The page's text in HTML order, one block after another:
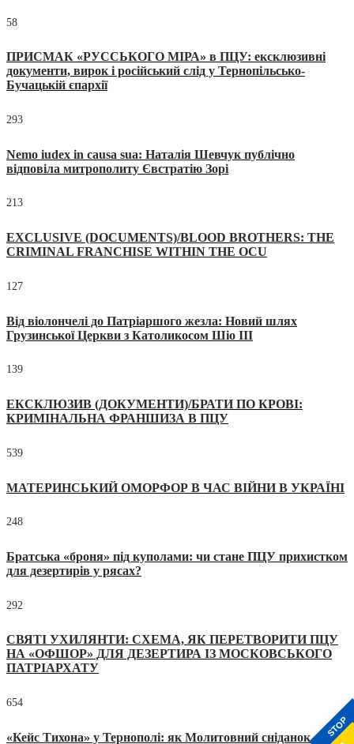
STOP
58
ПРИСМАК «РУССЬКОГО МІРА» в ПЦУ: ексклюзивні
документи, вирок і російський слід у Тернопільсько-
Бучацькій єпархії
293
Nemo iudex in causa sua: Наталія Шевчук публічно
відповіла митрополиту Євстратію Зорі
213
EXCLUSIVE (DOCUMENTS)/BLOOD BROTHERS: THE
CRIMINAL FRANCHISE WITHIN THE OCU
127
Від віолончелі до Патріаршого жезла: Новий шлях
Грузинської Церкви з Католикосом Шіо III
139
ЕКСКЛЮЗИВ (ДОКУМЕНТИ)/БРАТИ ПО КРОВІ:
КРИМІНАЛЬНА ФРАНШИЗА В ПЦУ
539
МАТЕРИНСЬКИЙ ОМОРФОР В ЧАС ВІЙНИ В УКРАЇНІ
248
Братська «броня» під куполами: чи стане ПЦУ прихистком
для дезертирів у рясах?
292
СВЯТІ УХИЛЯНТИ: СХЕМА, ЯК ПЕРЕТВОРИТИ ПЦУ
НА «ОФШОР» ДЛЯ ДЕЗЕРТИРА ІЗ МОСКОВСЬКОГО
ПАТРІАРХАТУ
654
«Кейс Тихона» у Тернополі: як Молитовний сніданок